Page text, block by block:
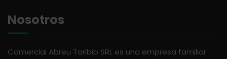
OTROS
PANADERÍA
APERITIVO
APOTHIC
Nosotros
Comercial Abreu Toribio SRL es una empresa familiar